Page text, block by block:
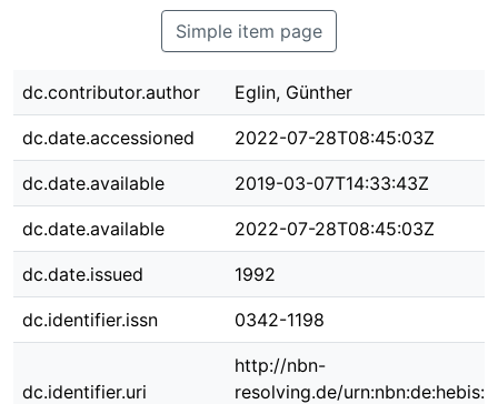
Simple item page
dc.contributor.author Eglin, Günther
dc.date.accessioned 2022-07-28T08:45:03Z
dc.date.available 2019-03-07T14:33:43Z
dc.date.available 2022-07-28T08:45:03Z
dc.date.issued 1992
dc.identifier.issn 0342-1198
dc.identifier.uri
http://nbn-
resolving.de/